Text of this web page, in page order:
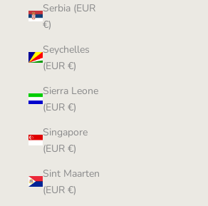
Serbia (EUR
€)
Seychelles
(EUR €)
Sierra Leone
(EUR €)
Singapore
(EUR €)
Sint Maarten
(EUR €)